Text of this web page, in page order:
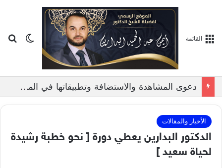
الوضع القائمة
دعوى المشاهدة والاستضافة وتطبيقاتها في المحاكم الشرعية الفلسطينية, بمناقشة الدكتور ايمن البدارين
الأخبار والمقالات
الدكتور البدارين يعطي دورة [ نحو خطبة رشيدة
لحياة سعيد ]